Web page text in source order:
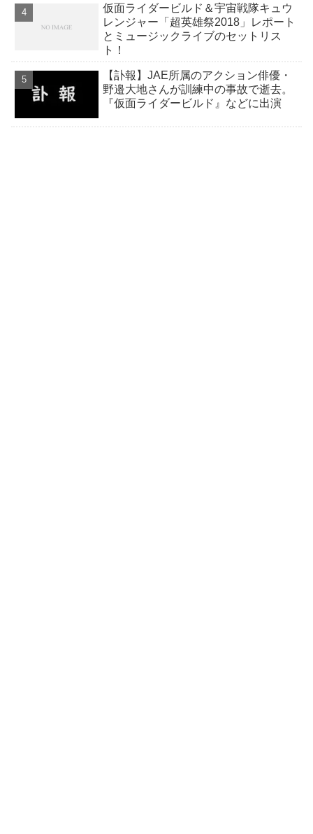
仮面ライダービルド＆宇宙戦隊キュウ
レンジャー「超英雄祭2018」レポート
とミュージックライブのセットリス
ト！
【訃報】JAE所属のアクション俳優・
野邉大地さんが訓練中の事故で逝去。
『仮面ライダービルド』などに出演